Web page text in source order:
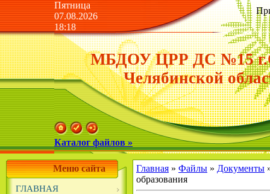
Пятница
07.08.2026
18:18
МБДОУ ЦРР ДС №15
Челябинской
Каталог файлов »
Меню сайта
ГЛАВНАЯ
Главная » Файлы » Документы
образования